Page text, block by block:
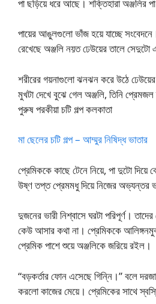
পা ছড়িয়ে ধরে আছে। শক্তিহারা অঞ্জলির
পায়ের আঙুলগুলো ভাঁজ হয়ে যাচ্ছে
রেখেছে অঞ্জলি নয়ত ঢেউয়ের তালে সেদুটো
শরীরের গয়নাগুলো ঝনঝন করে উঠে
মুখটা দেখে বুঝে গেল অঞ্জলি, তিনি
পুরুষ পরকীয়া চটি গল্প কলকাতা
মা ছেলের চটি গল্প – আম্মুর নিষিদ্ধ ভাতার
প্রেমিককে কাছে টেনে নিয়ে, পা দুটো দিয়ে
উষ্ণ তপ্ত প্রেমমধু দিয়ে নিজের অভ্যন্তর
দুজনের ভারী নিশ্বাসে ঘরটা পরিপূর্ণ।
কেউ আসার কথা না। প্রেমিককে
প্রেমিক পাশে শুয়ে অঞ্জলিকে জরিয়ে রইল।
“বড়কর্তার ফোন এসেছে গিন্নি।” বলে
করলো কাজের মেয়ে। প্রেমিকের সাথে